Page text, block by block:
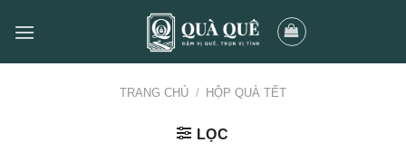
TRANG CHỦ / HỘP QUÀ TẾT
LỌC